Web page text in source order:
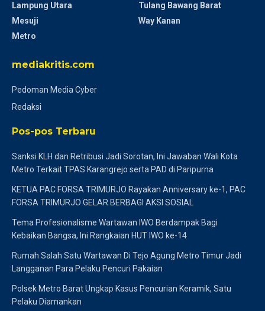
Lampung Utara
Mesuji
Metro
Tulang Bawang Barat
Way Kanan
mediakritis.com
Pedoman Media Cyber
Redaksi
Pos-pos Terbaru
Sanksi KLH dan Retribusi Jadi Sorotan, Ini Jawaban Wali Kota
Metro Terkait TPAS Karangrejo serta PAD di Paripurna
KETUA PAC FORSA TRIMURJO Rayakan Anniversary ke-1, PAC
FORSA TRIMURJO GELAR BERBAGI AKSI SOSIAL
Tema Profesionalisme Wartawan IWO Berdampak Bagi
Kebaikan Bangsa, Ini Rangkaian HUT IWO ke-14
Rumah Salah Satu Wartawan Di Tejo Agung Metro Timur Jadi
Langganan Para Pelaku Pencuri Pakaian
Polsek Metro Barat Ungkap Kasus Pencurian Keramik, Satu
Pelaku Diamankan